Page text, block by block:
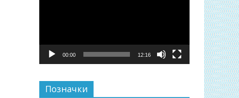
00:00 12:16
Позначки